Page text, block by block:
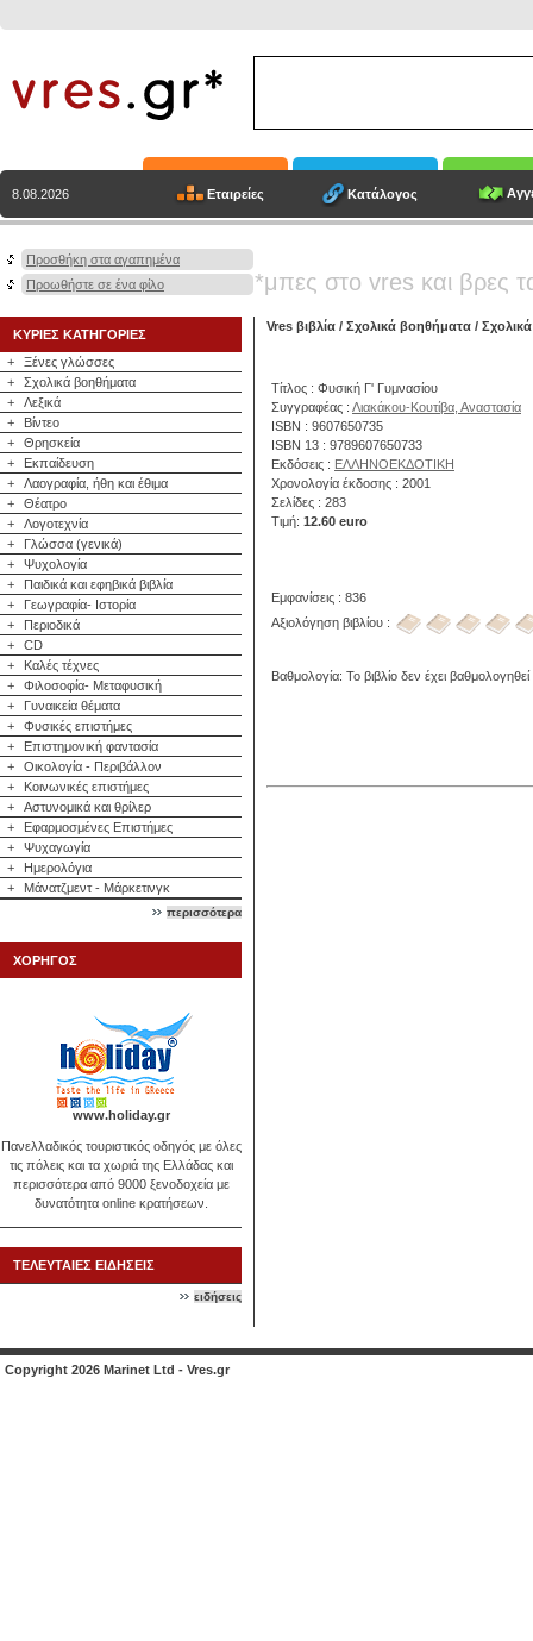
8.08.2026 Εταιρείες Κατάλογος
Προσθήκη στα αγαπημένα
Προωθήστε σε ένα φίλο
*μπες στο vres και βρες
ΚΥΡΙΕΣ ΚΑΤΗΓΟΡΙΕΣ
+
Ξένες γλώσσες
+
Σχολικά βοηθήματα
+
Λεξικά
+
Βίντεο
+
Θρησκεία
+
Εκπαίδευση
+
Λαογραφία, ήθη και έθιμα
+
Θέατρο
+
Λογοτεχνία
+
Γλώσσα (γενικά)
+
Ψυχολογία
+
Παιδικά και εφηβικά βιβλία
+
Γεωγραφία- Ιστορία
+
Περιοδικά
+
CD
+
Καλές τέχνες
+
Φιλοσοφία- Μεταφυσική
+
Γυναικεία θέματα
+
Φυσικές επιστήμες
+
Επιστημονική φαντασία
+
Οικολογία - Περιβάλλον
+
Κοινωνικές επιστήμες
+
Αστυνομικά και θρίλερ
+
Εφαρμοσμένες Επιστήμες
+
Ψυχαγωγία
+
Ημερολόγια
+
Μάνατζμεντ - Μάρκετινγκ
περισσότερα
ΧΟΡΗΓΟΣ
www.holiday.gr
Πανελλαδικός τουριστικός οδηγός με όλες
τις πόλεις και τα χωριά της Ελλάδας και
περισσότερα από 9000 ξενοδοχεία με
δυνατότητα online κρατήσεων.
ΤΕΛΕΥΤΑΙΕΣ ΕΙΔΗΣΕΙΣ
ειδήσεις
Vres βιβλία / Σχολικά βοηθήματα /
Τίτλος : Φυσική Γ' Γυμνασίου
Συγγραφέας : Λιακάκου-Κουτίβα, Αναστασία
ISBN : 9607650735
ISBN 13 : 9789607650733
Εκδόσεις : ΕΛΛΗΝΟΕΚΔΟΤΙΚΗ
Χρονολογία έκδοσης : 2001
Σελίδες : 283
Τιμή: 12.60 euro
Εμφανίσεις : 836
Αξιολόγηση βιβλίου :
Βαθμολογία: Το βιβλίο δεν έχει
Copyright 2026 Marinet Ltd - Vres.gr